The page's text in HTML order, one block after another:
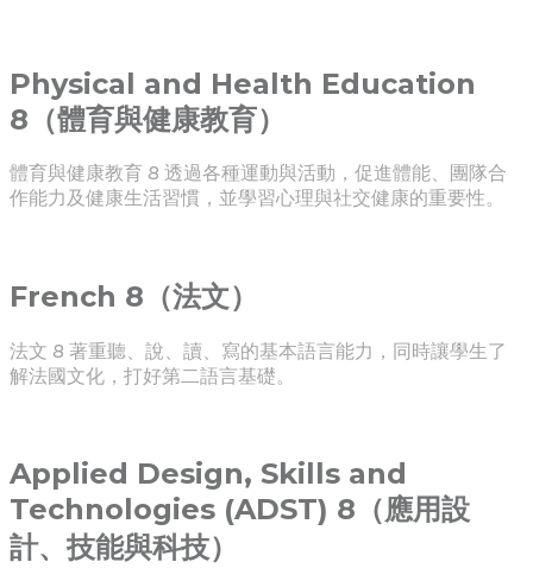
Physical and Health Education
8（體育與健康教育）
體育與健康教育 8 透過各種運動與活動，促進體能、團隊合
作能力及健康生活習慣，並學習心理與社交健康的重要性。
French 8（法文）
法文 8 著重聽、說、讀、寫的基本語言能力，同時讓學生了
解法國文化，打好第二語言基礎。
Applied Design, Skills and
Technologies (ADST) 8（應用設
計、技能與科技）